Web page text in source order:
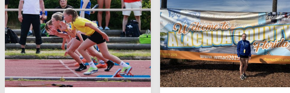
viikonloppuna
Janakkalan
Janan
urheilijoilta!"
SAUL
SM-
kisoissa
–
ennätyksiä